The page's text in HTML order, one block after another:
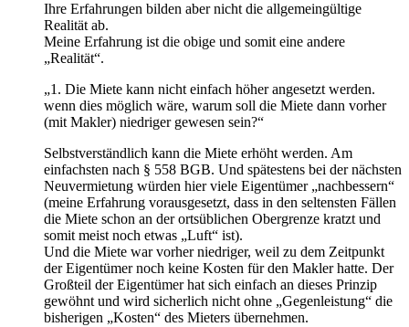
Ihre Erfahrungen bilden aber nicht die allgemeingültige
Realität ab.
Meine Erfahrung ist die obige und somit eine andere
„Realität“.
„1. Die Miete kann nicht einfach höher angesetzt werden.
wenn dies möglich wäre, warum soll die Miete dann vorher
(mit Makler) niedriger gewesen sein?“
Selbstverständlich kann die Miete erhöht werden. Am
einfachsten nach § 558 BGB. Und spätestens bei der nächsten
Neuvermietung würden hier viele Eigentümer „nachbessern“
(meine Erfahrung vorausgesetzt, dass in den seltensten Fällen
die Miete schon an der ortsüblichen Obergrenze kratzt und
somit meist noch etwas „Luft“ ist).
Und die Miete war vorher niedriger, weil zu dem Zeitpunkt
der Eigentümer noch keine Kosten für den Makler hatte. Der
Großteil der Eigentümer hat sich einfach an dieses Prinzip
gewöhnt und wird sicherlich nicht ohne „Gegenleistung“ die
bisherigen „Kosten“ des Mieters übernehmen.